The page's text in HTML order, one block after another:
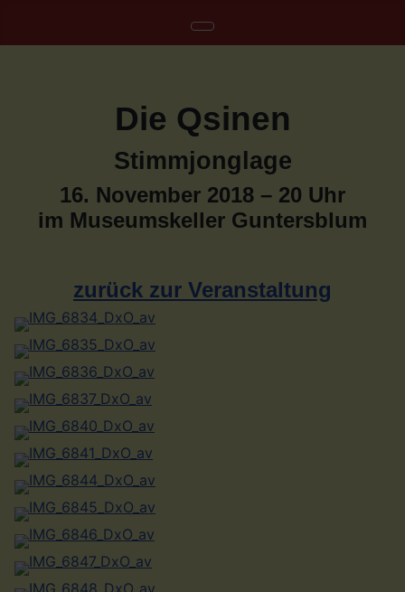
Die Qsinen
Stimmjonglage
16. November 2018 – 20 Uhr
im Museumskeller Guntersblum
zurück zur Veranstaltung